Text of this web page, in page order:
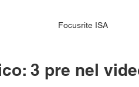
Focusrite ISA
3 pre nel